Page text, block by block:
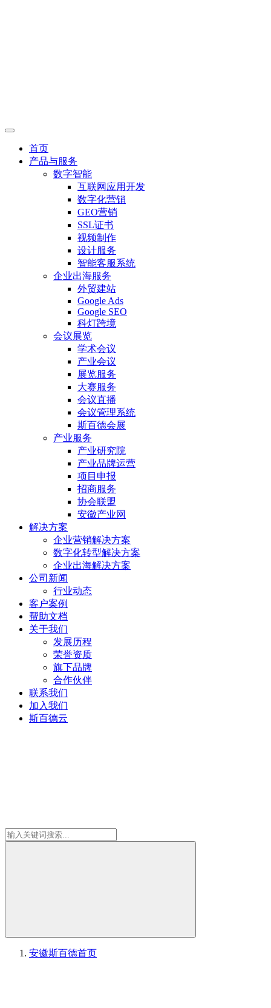
首页
产品与服务
数字智能
互联网应用开发
数字化营销
GEO营销
SSL证书
视频制作
设计服务
智能客服系统
企业出海服务
外贸建站
Google Ads
Google SEO
科灯跨境
会议展览
学术会议
产业会议
展览服务
大赛服务
会议直播
会议管理系统
斯百德会展
产业服务
产业研究院
产业品牌运营
项目申报
招商服务
协会联盟
安徽产业网
解决方案
企业营销解决方案
数字化转型解决方案
企业出海解决方案
公司新闻
行业动态
客户案例
帮助文档
关于我们
发展历程
荣誉资质
旗下品牌
合作伙伴
联系我们
加入我们
斯百德云
安徽斯百德首页